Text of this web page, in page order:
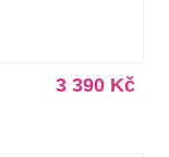
3 390 Kč